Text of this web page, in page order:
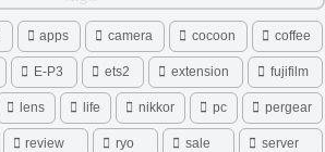
apps camera cocoon coffee
E-P3 ets2 extension fujifilm
lens life nikkor pc pergear
review ryo sale server